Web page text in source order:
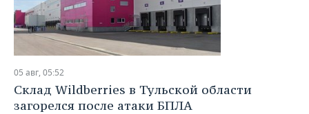
05 авг, 05:52
Склад Wildberries в Тульской области
загорелся после атаки БПЛА